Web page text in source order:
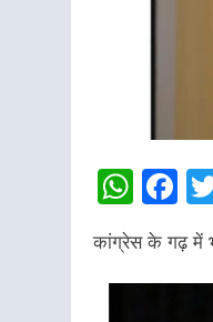
कांग्रेस के गढ़ में